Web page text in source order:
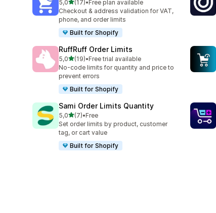
5,0av 5 stjerner
(17)
Totalt 17 omtaler
•Free plan available
Checkout & address validation for VAT,
phone, and order limits
Built for Shopify
RuffRuff Order Limits
5,0av 5 stjerner
(19)
Totalt 19 omtaler
•Free trial available
No‑code limits for quantity and price to
prevent errors
Built for Shopify
Sami Order Limits Quantity
5,0av 5 stjerner
(7)
Totalt 7 omtaler
•Free
Set order limits by product, customer
tag, or cart value
Built for Shopify